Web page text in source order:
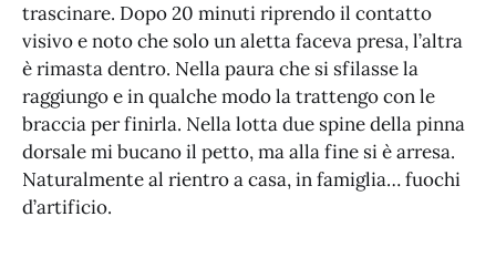
trascinare. Dopo 20 minuti riprendo il contatto
visivo e noto che solo un aletta faceva presa, l’altra
è rimasta dentro. Nella paura che si sfilasse la
raggiungo e in qualche modo la trattengo con le
braccia per finirla. Nella lotta due spine della pinna
dorsale mi bucano il petto, ma alla fine si è arresa.
Naturalmente al rientro a casa, in famiglia… fuochi
d’artificio.